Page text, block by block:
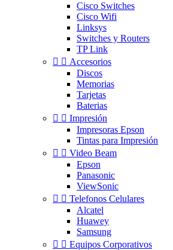
Cisco Switches
Cisco Wifi
Linksys
Switches y Routers
TP Link
  Accesorios
Discos
Memorias
Tarjetas
Baterias
  Impresión
Impresoras Epson
Tintas para Impresión
  Video Beam
Epson
Panasonic
ViewSonic
  Telefonos Celulares
Alcatel
Huawey
Samsung
  Equipos Corporativos